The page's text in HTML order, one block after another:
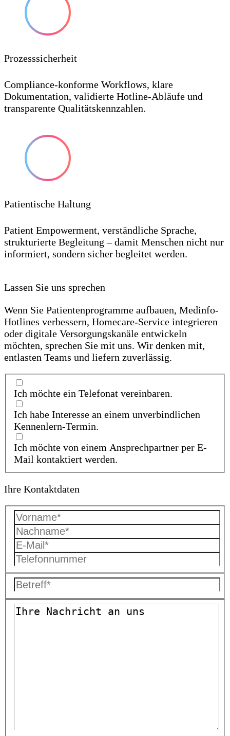
Prozesssicherheit
Compliance-konforme Workflows, klare
Dokumentation, validierte Hotline-Abläufe und
transparente Qualitätskennzahlen.
Patientische Haltung
Patient Empowerment, verständliche Sprache,
strukturierte Begleitung – damit Menschen nicht nur
informiert, sondern sicher begleitet werden.
Lassen Sie uns sprechen
Wenn Sie Patientenprogramme aufbauen, Medinfo-
Hotlines verbessern, Homecare-Service integrieren
oder digitale Versorgungskanäle entwickeln
möchten, sprechen Sie mit uns. Wir denken mit,
entlasten Teams und liefern zuverlässig.
Ich möchte ein Telefonat vereinbaren.
Ich habe Interesse an einem unverbindlichen
Kennenlern-Termin.
Ich möchte von einem Ansprechpartner per E-
Mail kontaktiert werden.
Ihre Kontaktdaten